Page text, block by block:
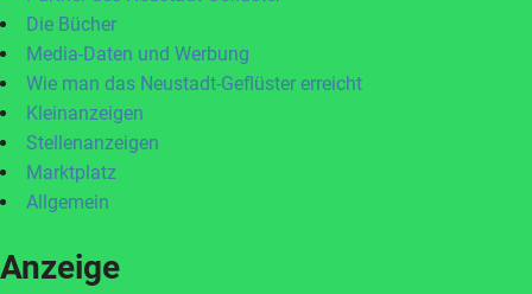
Die Bücher
Media-Daten und Werbung
Wie man das Neustadt-Geflüster erreicht
Kleinanzeigen
Stellenanzeigen
Marktplatz
Allgemein
Anzeige